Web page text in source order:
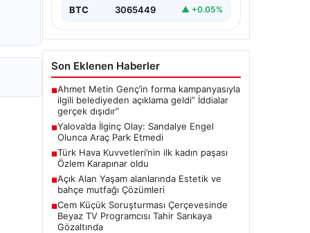
BTC 3065449 ▲ +0.05%
Son Eklenen Haberler
■Ahmet Metin Genç’in forma kampanyasıyla
ilgili belediyeden açıklama geldi” İddialar
gerçek dışıdır”
■Yalova’da İlginç Olay: Sandalye Engel
Olunca Araç Park Etmedi
■Türk Hava Kuvvetleri’nin ilk kadın paşası
Özlem Karapınar oldu
■Açık Alan Yaşam alanlarında Estetik ve
bahçe mutfağı Çözümleri
■Cem Küçük Soruşturması Çerçevesinde
Beyaz TV Programcısı Tahir Sarıkaya
Gözaltında